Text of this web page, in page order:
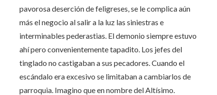
pavorosa deserción de feligreses, se le complica aún
más el negocio al salir a la luz las siniestras e
interminables pederastias. El demonio siempre estuvo
ahí pero convenientemente tapadito. Los jefes del
tinglado no castigaban a sus pecadores. Cuando el
escándalo era excesivo se limitaban a cambiarlos de
parroquia. Imagino que en nombre del Altísimo.